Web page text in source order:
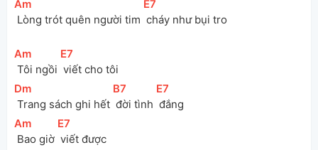
[
Am
Lòng trót quên người tim
[E7
cháy như bụi tro
[
Am
Tôi ngồi
[E7
viết cho tôi
[Dm
Trang sách ghi hết
[B7
đời tình
[E7
đắng
[
Am
Bao giờ
[E7
viết được